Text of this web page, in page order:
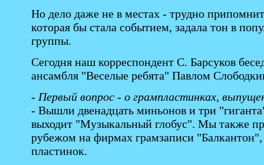
Но дело даже не в местах - трудно
которая бы стала событием, задала тон в
группы.
Сегодня наш корреспондент С. Барсуков
ансамбля "Веселые ребята" Павлом
- Первый вопрос - о грампластинках,
- Вышли двенадцать миньонов и три
выходит "Музыкальный глобус". Мы также
рубежом на фирмах грамзаписи
пластинок.